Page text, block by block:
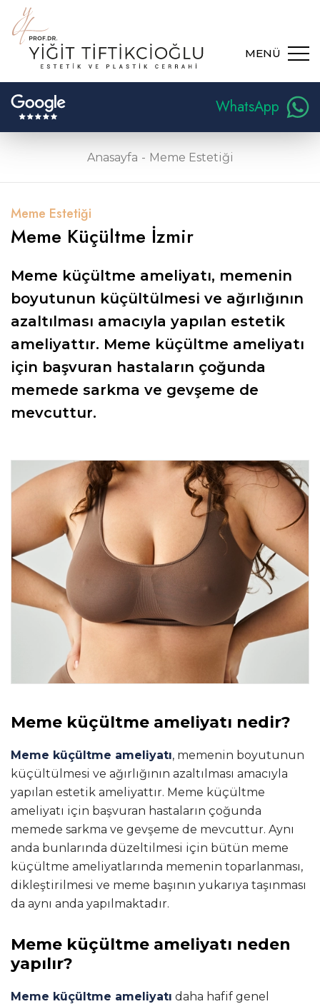
MENÜ
WhatsApp
Anasayfa Meme Estetiği
Meme Estetiği
Meme Küçültme İzmir
Meme küçültme ameliyatı, memenin
boyutunun küçültülmesi ve ağırlığının
azaltılması amacıyla yapılan estetik
ameliyattır. Meme küçültme ameliyatı
için başvuran hastaların çoğunda
memede sarkma ve gevşeme de
mevcuttur.
Meme küçültme ameliyatı nedir?
Meme küçültme ameliyatı, memenin boyutunun
küçültülmesi ve ağırlığının azaltılması amacıyla
yapılan estetik ameliyattır. Meme küçültme
ameliyatı için başvuran hastaların çoğunda
memede sarkma ve gevşeme de mevcuttur. Aynı
anda bunlarında düzeltilmesi için bütün meme
küçültme ameliyatlarında memenin toparlanması,
dikleştirilmesi ve meme başının yukarıya taşınması
da aynı anda yapılmaktadır.
Meme küçültme ameliyatı neden
yapılır?
Meme küçültme ameliyatı daha hafif genel